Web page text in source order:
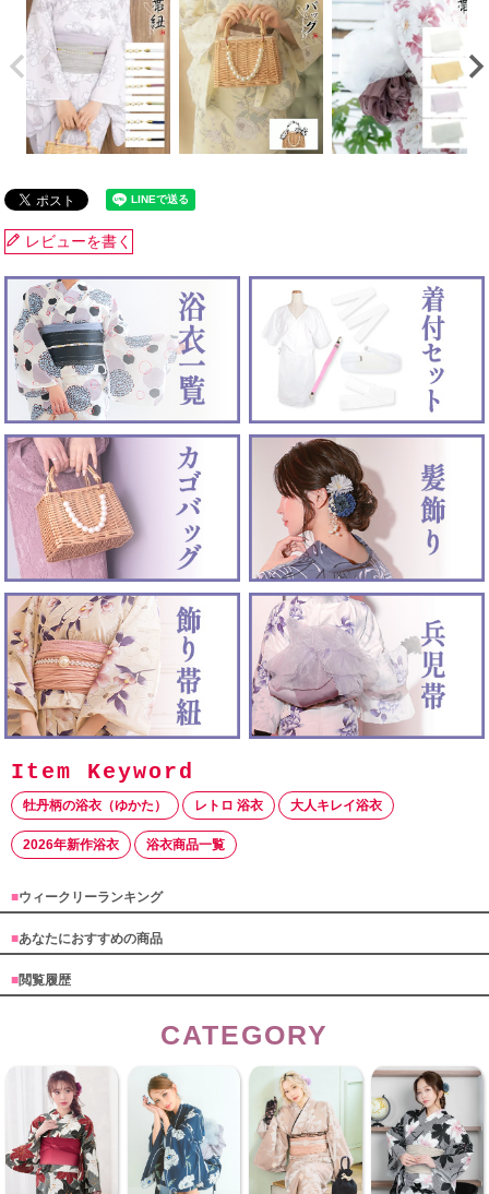
レビューを書く
牡丹柄の浴衣（ゆかた） レトロ 浴衣 大人キレイ浴衣
2026年新作浴衣 浴衣商品一覧
■ウィークリーランキング
■あなたにおすすめの商品
■閲覧履歴
CATEGORY